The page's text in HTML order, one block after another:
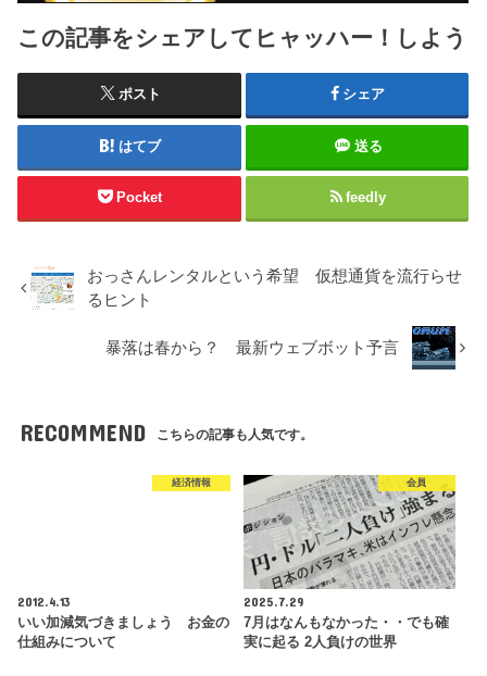
この記事をシェアしてヒャッハー！しよう
ポスト シェア
はてブ 送る
Pocket feedly
おっさんレンタルという希望 仮想通貨を流行らせ
るヒント
暴落は春から？ 最新ウェブボット予言
RECOMMEND こちらの記事も人気です。
経済情報
2012.4.13
いい加減気づきましょう お金の
仕組みについて
会員
2025.7.29
7月はなんもなかった・・でも確
実に起る 2人負けの世界